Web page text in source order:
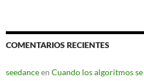
COMENTARIOS RECIENTES
seedanceen Cuando los algoritmos